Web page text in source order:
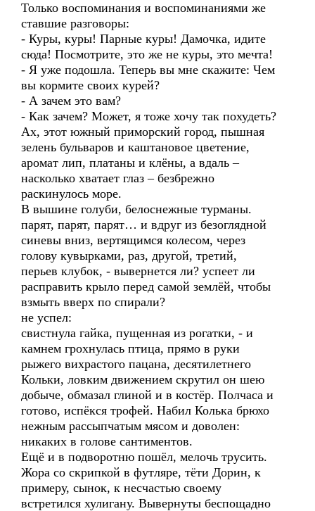
Только воспоминания и воспоминаниями же
ставшие разговоры:
- Куры, куры! Парные куры! Дамочка, идите
сюда! Посмотрите, это же не куры, это мечта!
- Я уже подошла. Теперь вы мне скажите: Чем
вы кормите своих курей?
- А зачем это вам?
- Как зачем? Может, я тоже хочу так похудеть?
Ах, этот южный приморский город, пышная
зелень бульваров и каштановое цветение,
аромат лип, платаны и клёны, а вдаль –
насколько хватает глаз – безбрежно
раскинулось море.
В вышине голуби, белоснежные турманы.
парят, парят, парят… и вдруг из безоглядной
синевы вниз, вертящимся колесом, через
голову кувырками, раз, другой, третий,
перьев клубок, - вывернется ли? успеет ли
расправить крыло перед самой землёй, чтобы
взмыть вверх по спирали?
не успел:
свистнула гайка, пущенная из рогатки, - и
камнем грохнулась птица, прямо в руки
рыжего вихрастого пацана, десятилетнего
Кольки, ловким движением скрутил он шею
добыче, обмазал глиной и в костёр. Полчаса и
готово, испёкся трофей. Набил Колька брюхо
нежным рассыпчатым мясом и доволен:
никаких в голове сантиментов.
Ещё и в подворотню пошёл, мелочь трусить.
Жора со скрипкой в футляре, тёти Дорин, к
примеру, сынок, к несчастью своему
встретился хулигану. Вывернуты беспощадно